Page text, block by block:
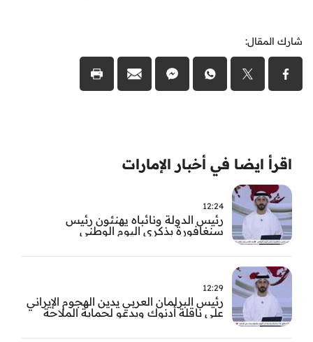
شارك المقال:
اقرأ ايضا في أخبار الإمارات
12:24
رئيس الدولة ونائباه يهنئون رئيس
سنغافورة بذكرى اليوم الوطني
12:29
رئيس البرلمان العربي يدين الهجوم الإيراني
على ناقلة أدنوك ويدعو لحماية الملاحة